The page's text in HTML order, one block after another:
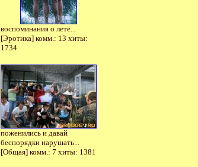
воспоминания о лете...
[Эротика] комм.: 13 хиты:
1734
поженились и давай
беспорядки нарушать...
[Общая] комм.: 7 хиты: 1381